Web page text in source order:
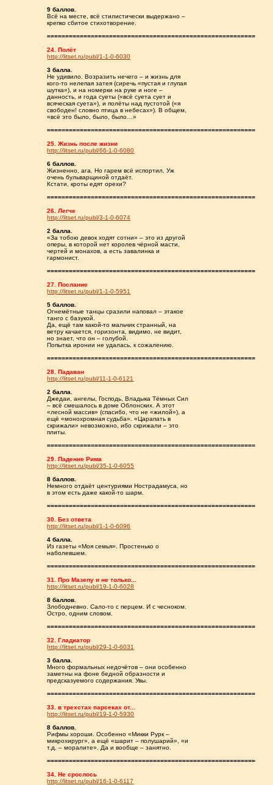
9 баллов.
Всё на месте, всё стилистически выдержано –
крепко сбитое стихотворение.
=========================================================
24. Полёт
http://litset.ru/publ/1-1-0-6030
3 балла.
Не удивило. Возразить нечего – и жизнь для
кого-то нелепая затея (сиречь «пустая и глупая
шутка»), и на номерки на руке и ноге –
данность, и года суеты («всё суета сует и
всяческая суета»), и полёты над пустотой («я
свободен! словно птица в небесах»). В общем,
«всё это было, было, было…»
=========================================================
25. Жизнь после жизни
http://litset.ru/publ/66-1-0-6080
6 баллов.
Жизненно, ага. Но гарем всё испортил. Уж
очень бульварщиной отдаёт.
Кстати, кроты едят орехи?
=========================================================
26. Легче
http://litset.ru/publ/3-1-0-6074
2 балла.
«За тобою девок ходят сотни» – это из другой
оперы, в которой нет королев чёрной масти,
чертей и монахов, а есть завалинка и
гармонист.
=========================================================
27. Послание
http://litset.ru/publ/1-1-0-5951
5 баллов.
Огнемётные танцы сразили наповал – этакое
танго с базукой.
Да, ещё там какой-то мальчик странный, на
ветру качается, горизонта, видимо, не видит,
но знает, что он – голубой.
Попытка иронии не удалась, к сожалению.
=========================================================
28. Падаван
http://litset.ru/publ/11-1-0-6121
2 балла.
Джедаи, ангелы, Господь, Владыка Тёмных Сил
– всё смешалось в доме Облонских. А этот
«лесной массив» (спасибо, что не «жилой»), а
ещё «монохромная судьба». «Царапать в
скрижали» невозможно, ибо скрижали – это
плиты.
=========================================================
29. Падение Рима
http://litset.ru/publ/35-1-0-6055
8 баллов.
Немного отдаёт центуриями Нострадамуса, но
в этом есть даже какой-то шарм.
=========================================================
30. Без ответа
http://litset.ru/publ/1-1-0-6096
4 балла.
Из газеты «Моя семья». Простенько о
наболевшем.
=========================================================
31. Про Мазепу и не только...
http://litset.ru/publ/19-1-0-6028
8 баллов.
Злободневно. Сало-то с перцем. И с чесноком.
Остро, одним словом.
=========================================================
32. Гладиатор
http://litset.ru/publ/29-1-0-6031
3 балла.
Много формальных недочётов – они особенно
заметны на фоне бедной образности и
предсказуемого содержания. Увы.
=========================================================
33. в трехстах парсеках от...
http://litset.ru/publ/19-1-0-5930
8 баллов.
Рифмы хороши. Особенно «Микки Рурк –
микрохирург», а ещё «шарит – полушарий», «и
т.д. – моралите». Да и вообще – занятно.
=========================================================
34. Не срослось
http://litset.ru/publ/16-1-0-6117